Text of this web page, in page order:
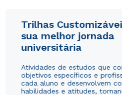
Trilhas
sua melhor jornada
universitária
Atividades de estudos que
objetivos específicos e
cada aluno e desenvolvem
habilidades e atitudes,
Estou de acordo com a
autorizo que meus
Estou de acordo com a
autorizo que meus